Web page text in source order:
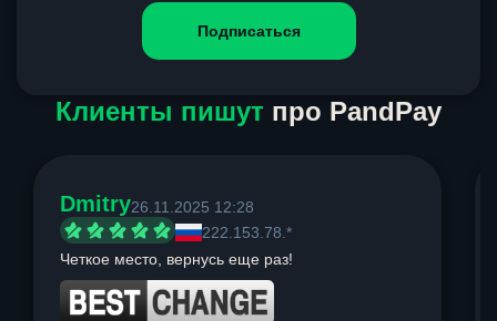
Подписаться
Клиенты пишут про PandPay
Dmitry26.11.2025 12:28
222.153.78.*
Четкое место, вернусь еще раз!